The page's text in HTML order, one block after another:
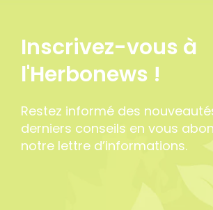
Inscrivez-vous à
l'Herbonews !
Restez informé des
derniers conseils en vous
notre lettre d’informations.